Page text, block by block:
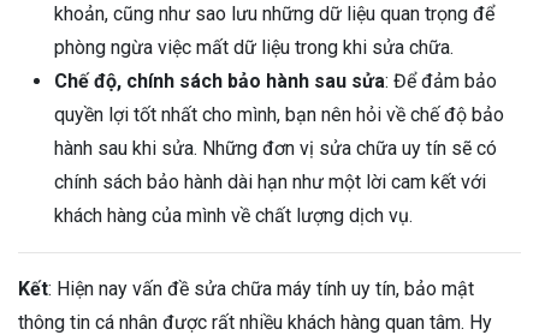
khoản, cũng như sao lưu những dữ liệu quan trọng để
phòng ngừa việc mất dữ liệu trong khi sửa chữa.
Chế độ, chính sách bảo hành sau sửa: Để đảm bảo
quyền lợi tốt nhất cho mình, bạn nên hỏi về chế độ bảo
hành sau khi sửa. Những đơn vị sửa chữa uy tín sẽ có
chính sách bảo hành dài hạn như một lời cam kết với
khách hàng của mình về chất lượng dịch vụ.
Kết: Hiện nay vấn đề sửa chữa máy tính uy tín, bảo mật
thông tin cá nhân được rất nhiều khách hàng quan tâm. Hy